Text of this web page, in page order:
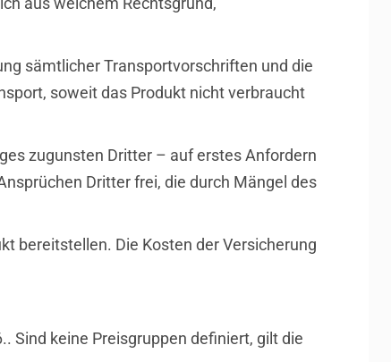
sämtlicher Transportvorschriften und die
soweit das Produkt nicht verbraucht
zugunsten Dritter – auf erstes Anfordern
Dritter frei, die durch Mängel des
bereitstellen. Die Kosten der Versicherung
Sind keine Preisgruppen definiert, gilt die